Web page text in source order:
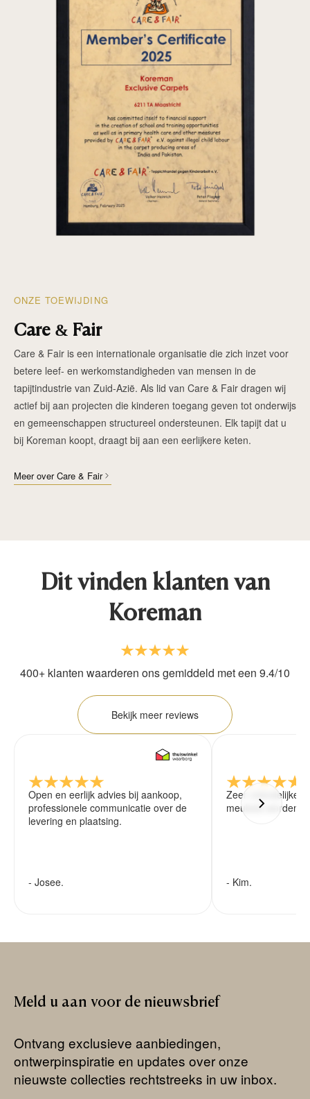
ONZE TOEWIJDING
Care & Fair
Care & Fair is een internationale organisatie die zich inzet voor
betere leef- en werkomstandigheden van mensen in de
tapijtindustrie van Zuid-Azië. Als lid van Care & Fair dragen wij
actief bij aan projecten die kinderen toegang geven tot onderwijs
en gemeenschappen structureel ondersteunen. Elk tapijt dat u
bij Koreman koopt, draagt bij aan een eerlijkere keten.
Meer over Care & Fair
Dit vinden klanten van
Koreman
400+ klanten waarderen ons gemiddeld met een 9.4/10
Bekijk meer reviews
Open en eerlijk advies bij aankoop,
professionele communicatie over de
levering en plaatsing.
- Josee.
Zeer vriendelijke
meubels worden
- Kim.
Meld u aan voor de nieuwsbrief
Ontvang exclusieve aanbiedingen,
ontwerpinspiratie en updates over onze
nieuwste collecties rechtstreeks in uw inbox.